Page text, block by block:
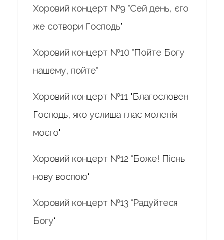
Хоровий концерт №9 "Сей день, єго
же сотвори Господь"
Хоровий концерт №10 "Пойте Богу
нашему, пойте"
Хоровий концерт №11 "Благословен
Господь, яко услиша глас моленія
моєго"
Хоровий концерт №12 "Боже! Піснь
нову воспою"
Хоровий концерт №13 "Радуйтеся
Богу"